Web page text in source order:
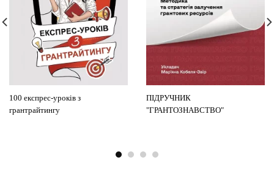
100 експрес-уроків з
грантрайтингу
ПІДРУЧНИК
"ГРАНТОЗНАВСТВО"